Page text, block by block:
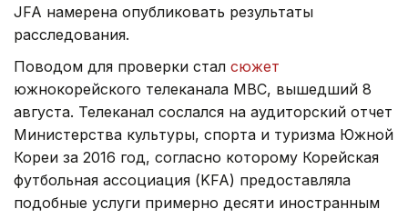
JFA намерена опубликовать результаты
расследования.
Поводом для проверки стал сюжет
южнокорейского телеканала MBC, вышедший 8
августа. Телеканал сослался на аудиторский отчет
Министерства культуры, спорта и туризма Южной
Кореи за 2016 год, согласно которому Корейская
футбольная ассоциация (KFA) предоставляла
подобные услуги примерно десяти иностранным